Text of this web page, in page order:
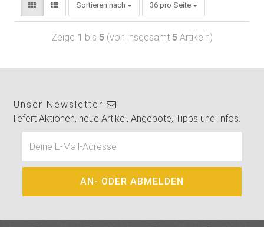
Sortieren nach 36 pro Seite
Zeige 1 bis 5 (von insgesamt 5 Artikeln)
Unser Newsletter
liefert Aktionen, neue Artikel, Angebote, Tipps und Infos.